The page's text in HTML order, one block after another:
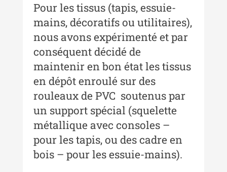
Buletinul ”Ioan Neculce” al
Muzeului de Istorie a Moldovei -
XXIII / 2017
Buletinul ”Ioan Neculce” al
Muzeului de Istorie a Moldovei -
XXII / 2016
Indexul Complet
Anuarul Muzeului Etnografic al
Moldovei
Anuarul Muzeului Etnografic al
Pour les tissus (tapis, essuie-
mains, décoratifs ou utilitaires),
nous avons expérimenté et par
conséquent décidé de
maintenir en bon état les tissus
en dépôt enroulé sur des
rouleaux de PVC soutenus par
un support spécial (squelette
métallique avec consoles –
pour les tapis, ou des cadre en
bois – pour les essuie-mains).